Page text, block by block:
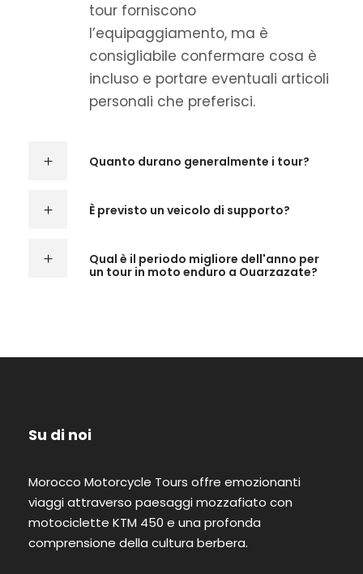
tour forniscono
l’equipaggiamento, ma è
consigliabile confermare cosa è
incluso e portare eventuali articoli
personali che preferisci.
Quanto durano generalmente i tour?
È previsto un veicolo di supporto?
Qual è il periodo migliore dell'anno per
un tour in moto enduro a Ouarzazate?
Su di noi
Morocco Motorcycle Tours offre emozionanti
viaggi attraverso paesaggi mozzafiato con
motociclette KTM 450 e una profonda
comprensione della cultura berbera.